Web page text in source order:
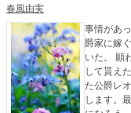
春風由実
事情があ
爵家に嫁
いた。 願
して貰え
た公爵レオンは
します。